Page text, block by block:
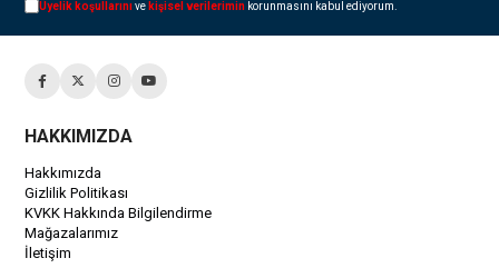
Üyelik koşullarınıve kişisel verilerimin korunmasını kabul ediyorum.
HAKKIMIZDA
Hakkımızda
Gizlilik Politikası
KVKK Hakkında Bilgilendirme
Mağazalarımız
İletişim